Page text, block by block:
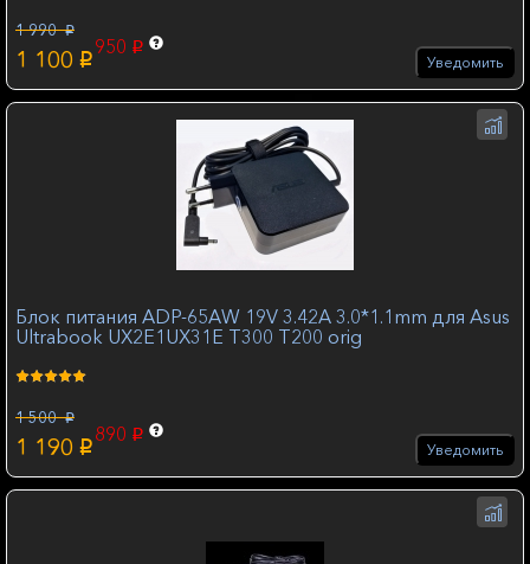
1 990 p
1 100 p
950 p
Уведомить
Блок питания ADP-65AW 19V 3.42А 3.0*1.1mm для Asus
Ultrabook UX2E1UX31E T300 T200 orig
1 500 p
1 190 p
890 p
Уведомить